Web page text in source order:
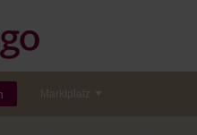
Marktplatz